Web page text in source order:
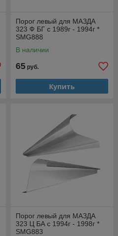
Порог левый для МАЗДА
323 Ф БГ с 1989г - 1994г *
SMG888
В наличии
65 руб.
Купить
Порог левый для МАЗДА
323 Ц БА с 1994г - 1998г *
SMG883